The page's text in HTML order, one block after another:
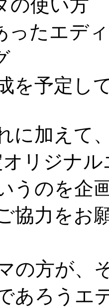
の使い方
ったエデ
を予定し
に加えて
オリジナ
うのを企
協力をお
の方が、
あろうエ